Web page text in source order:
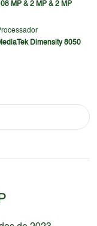
MP & 2 MP & 2 MP
Dimensity 8050